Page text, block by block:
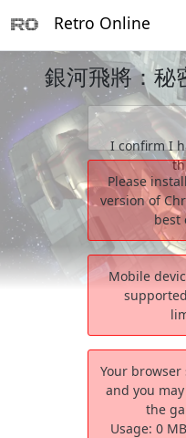
Retro Online
銀河飛將：秘
I confirm I
Please
version of
best
Mobile
Your
and you
the
Usage: 0 MB